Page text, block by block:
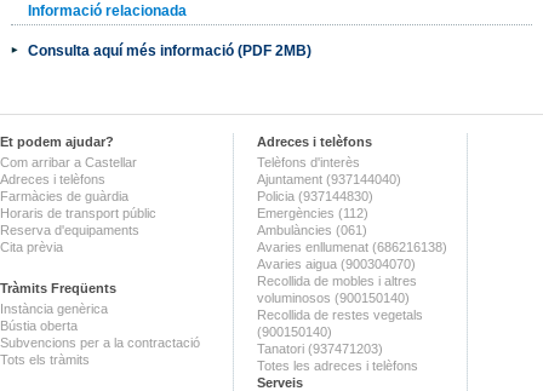
Informació relacionada
Consulta aquí més informació (PDF 2MB)
Et podem ajudar?
Com arribar a Castellar
Adreces i telèfons
Farmàcies de guàrdia
Horaris de transport públic
Reserva d'equipaments
Cita prèvia
Tràmits Freqüents
Instància genèrica
Bústia oberta
Subvencions per a la contractació
Tots els tràmits
Adreces i telèfons
Telèfons d'interès
Ajuntament (937144040)
Policia (937144830)
Emergències (112)
Ambulàncies (061)
Avaries enllumenat (686216138)
Avaries aigua (900304070)
Recollida de mobles i altres
voluminosos (900150140)
Recollida de restes vegetals
(900150140)
Tanatori (937471203)
Totes les adreces i telèfons
Serveis